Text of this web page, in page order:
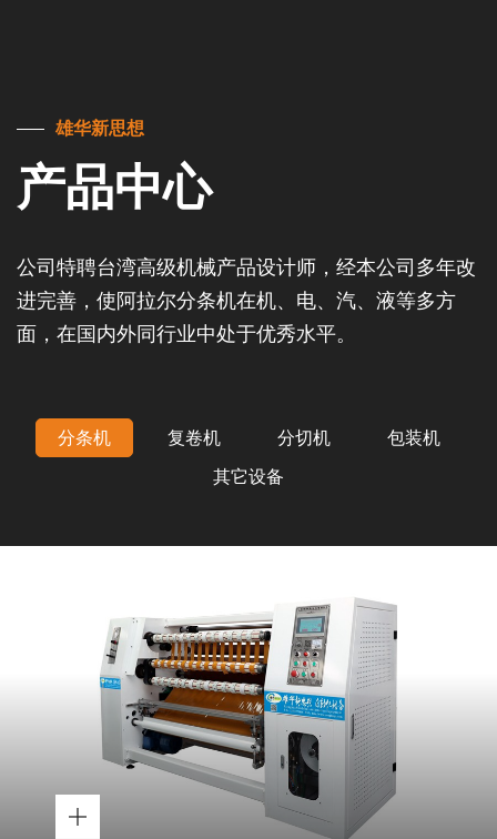
雄华新思想
产品中心
公司特聘台湾高级机械产品设计师，经本公司多年改
进完善，使阿拉尔分条机在机、电、汽、液等多方
面，在国内外同行业中处于优秀水平。
分条机 复卷机 分切机
包装机
其它设备